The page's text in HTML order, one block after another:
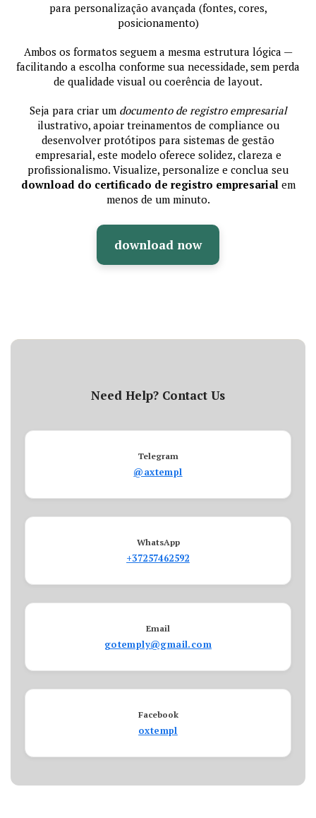
para personalização avançada (fontes, cores,
posicionamento)
Ambos os formatos seguem a mesma estrutura lógica —
facilitando a escolha conforme sua necessidade, sem perda
de qualidade visual ou coerência de layout.
Seja para criar um documento de registro empresarial
ilustrativo, apoiar treinamentos de compliance ou
desenvolver protótipos para sistemas de gestão
empresarial, este modelo oferece solidez, clareza e
profissionalismo. Visualize, personalize e conclua seu
download do certificado de registro empresarial em
menos de um minuto.
download now
Need Help? Contact Us
Telegram
@axtempl
WhatsApp
+37257462592
Email
gotemply@gmail.com
Facebook
oxtempl